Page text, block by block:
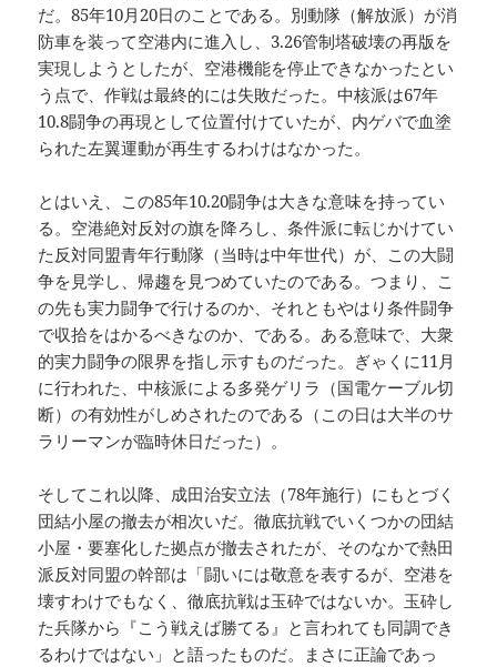
だ。85年10月20日のことである。別動隊（解放派）が消
防車を装って空港内に進入し、3.26管制塔破壊の再版を
実現しようとしたが、空港機能を停止できなかったとい
う点で、作戦は最終的には失敗だった。中核派は67年
10.8闘争の再現として位置付けていたが、内ゲバで血塗
られた左翼運動が再生するわけはなかった。
とはいえ、この85年10.20闘争は大きな意味を持ってい
る。空港絶対反対の旗を降ろし、条件派に転じかけてい
た反対同盟青年行動隊（当時は中年世代）が、この大闘
争を見学し、帰趨を見つめていたのである。つまり、こ
の先も実力闘争で行けるのか、それともやはり条件闘争
で収拾をはかるべきなのか、である。ある意味で、大衆
的実力闘争の限界を指し示すものだった。ぎゃくに11月
に行われた、中核派による多発ゲリラ（国電ケーブル切
断）の有効性がしめされたのである（この日は大半のサ
ラリーマンが臨時休日だった）。
そしてこれ以降、成田治安立法（78年施行）にもとづく
団結小屋の撤去が相次いだ。徹底抗戦でいくつかの団結
小屋・要塞化した拠点が撤去されたが、そのなかで熱田
派反対同盟の幹部は「闘いには敬意を表するが、空港を
壊すわけでもなく、徹底抗戦は玉砕ではないか。玉砕し
た兵隊から『こう戦えば勝てる』と言われても同調でき
るわけではない」と語ったものだ。まさに正論であっ